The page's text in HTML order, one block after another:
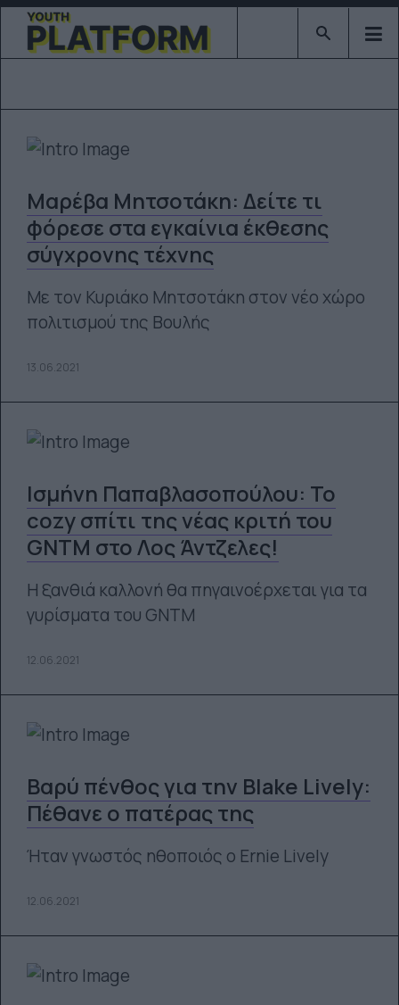
Type 2 or
Μαρέβα Μητσοτάκη: Δείτε τι
φόρεσε στα εγκαίνια έκθεσης
σύγχρονης τέχνης
Με τον Κυριάκο Μητσοτάκη στον νέο χώρο
πολιτισμού της Βουλής
13.06.2021
Ισμήνη Παπαβλασοπούλου: Το
cozy σπίτι της νέας κριτή του
GNTM στο Λος Άντζελες!
Η ξανθιά καλλονή θα πηγαινοέρχεται για τα
γυρίσματα του GNTM
12.06.2021
Βαρύ πένθος για την Blake Lively:
Πέθανε ο πατέρας της
Ήταν γνωστός ηθοποιός ο Ernie Lively
12.06.2021